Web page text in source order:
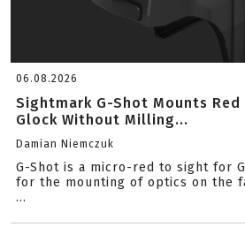
06.08.2026
Sightmark G-Shot Mounts
Glock Without Milling...
Damian Niemczuk
G-Shot is a micro-red to sight for
for the mounting of optics on the
...